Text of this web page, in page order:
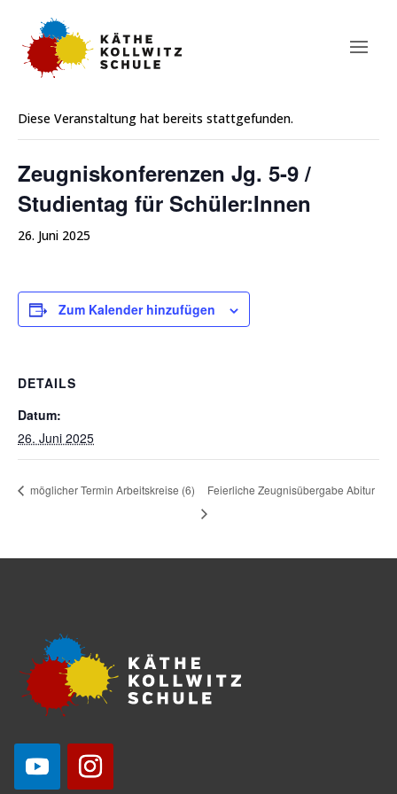
« Alle Veranstaltungen
Diese Veranstaltung hat bereits stattgefunden.
Zeugniskonferenzen Jg. 5-9 /
Studientag für Schüler:Innen
26. Juni 2025
Zum Kalender hinzufügen
DETAILS
Datum:
26. Juni 2025
möglicher Termin Arbeitskreise (6) Feierliche Zeugnisübergabe Abitur